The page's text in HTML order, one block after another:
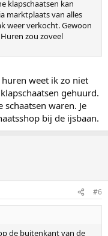
klapschaatsen kan
marktplaats van alles
weer verkocht. Gewoon
zou zoveel
weet ik zo niet
gehuurd.
waren. Je
bij de ijsbaan.
#6
de buitenkant van de